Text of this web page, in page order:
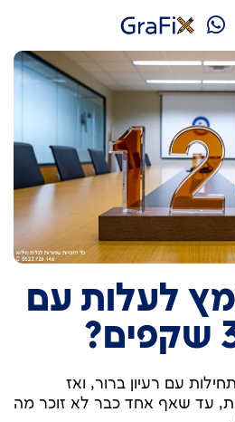
לעלות עם
עם רעיון ברור, ואז
עד שאף אחד כבר לא זוכר מה